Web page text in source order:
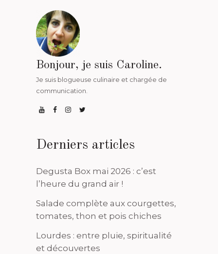
Bonjour, je suis Caroline.
Je suis blogueuse culinaire et chargée de
communication.
Derniers articles
Degusta Box mai 2026 : c’est
l’heure du grand air !
Salade complète aux courgettes,
tomates, thon et pois chiches
Lourdes : entre pluie, spiritualité
et découvertes